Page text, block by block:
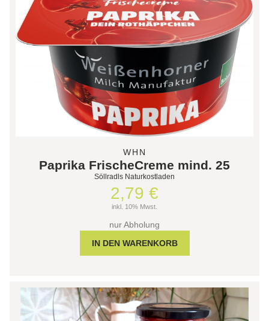
WHN
Paprika FrischeCreme mind. 25
Söllradls Naturkostladen
2,79 €
inkl. 10% Mwst.
nur Abholung